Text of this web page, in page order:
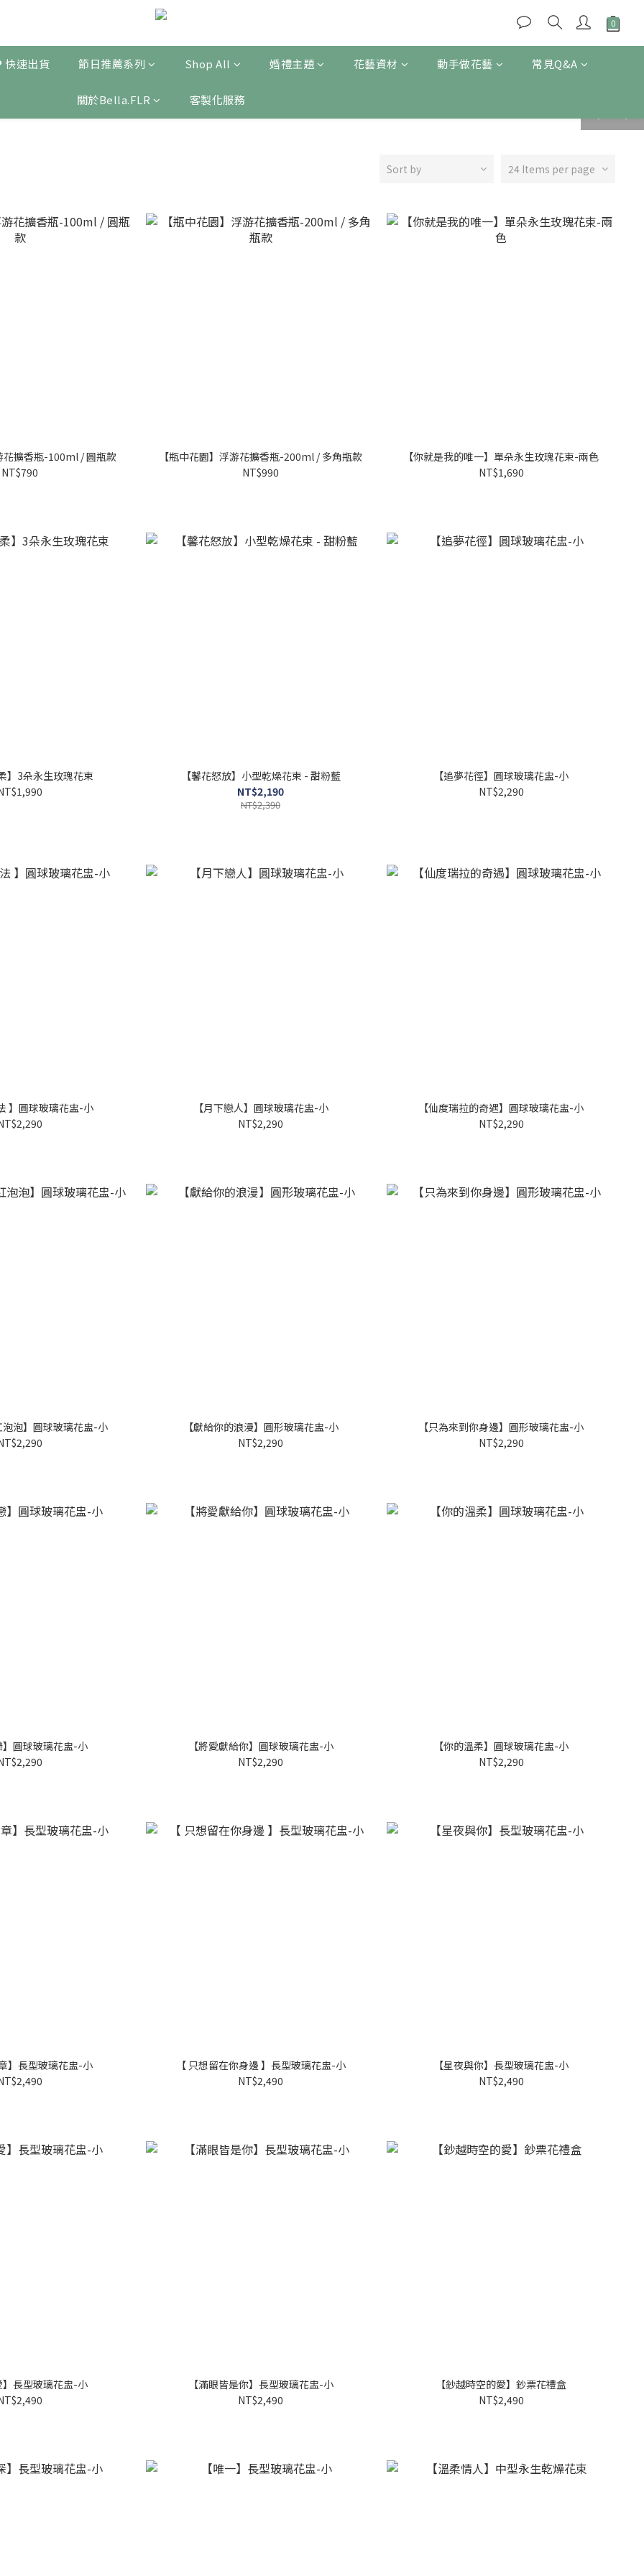
速出貨 節日推薦系列 Shop All 婚禮主題 花藝資材 動手做花藝 常見Q&A
關於Bella.FLR 客製化服務
Sort by 24 Items per page
花擴香瓶-100ml / 圓瓶款
NT$790
【瓶中花園】浮游花擴香瓶-200ml / 多角瓶款
NT$990
【你就是我的唯一】單朵永生玫瑰花束-兩色
NT$1,690
】3朵永生玫瑰花束
【馨花怒放】小型乾燥花束 - 甜粉藍
NT$2,190
NT$2,390
【追夢花徑】圓球玻璃花盅-小
NT$2,290
】圓球玻璃花盅-小
【月下戀人】圓球玻璃花盅-小
NT$2,290
【仙度瑞拉的奇遇】圓球玻璃花盅-小
NT$2,290
泡】圓球玻璃花盅-小
【獻給你的浪漫】圓形玻璃花盅-小
NT$2,290
【只為來到你身邊】圓形玻璃花盅-小
NT$2,290
圓球玻璃花盅-小
【將愛獻給你】圓球玻璃花盅-小
NT$2,290
【你的溫柔】圓球玻璃花盅-小
NT$2,290
】長型玻璃花盅-小
【 只想留在你身邊 】長型玻璃花盅-小
NT$2,490
【星夜與你】長型玻璃花盅-小
NT$2,490
長型玻璃花盅-小
【滿眼皆是你】長型玻璃花盅-小
NT$2,490
【鈔越時空的愛】鈔票花禮盒
NT$2,490